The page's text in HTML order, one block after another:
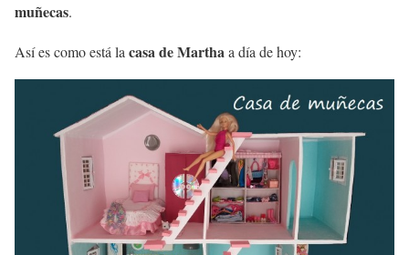
muñecas.
Así es como está la casa de Marthaa día de hoy: